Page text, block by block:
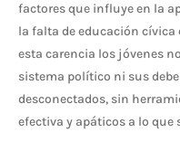
factores que influye en la
la falta de educación cívica
esta carencia los jóvenes
sistema político ni sus
desconectados, sin
efectiva y apáticos a lo que